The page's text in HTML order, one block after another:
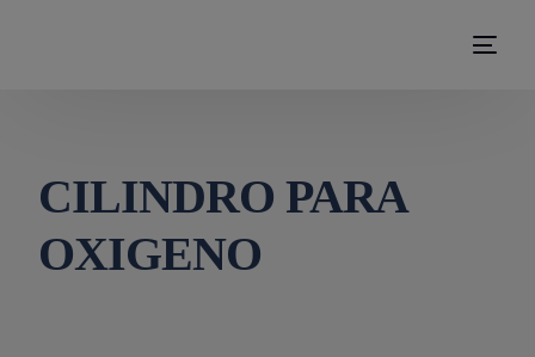
CILINDRO PARA
OXIGENO